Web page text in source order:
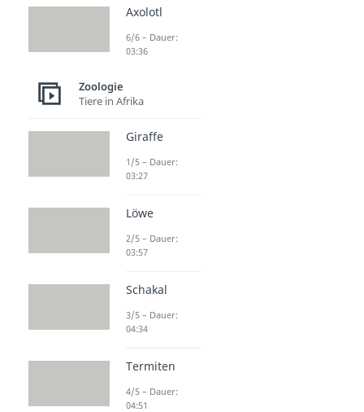
Axolotl
6/6 – Dauer:
03:36
Zoologie
Tiere in Afrika
Giraffe
1/5 – Dauer:
03:27
Löwe
2/5 – Dauer:
03:57
Schakal
3/5 – Dauer:
04:34
Termiten
4/5 – Dauer:
04:51